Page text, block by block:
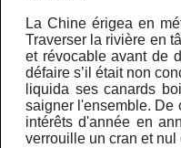
La Chine érigea en
Traverser la rivière en
et révocable avant de
défaire s’il était non
liquida ses canards
saigner l'ensemble. De
intérêts d'année en
verrouille un cran et